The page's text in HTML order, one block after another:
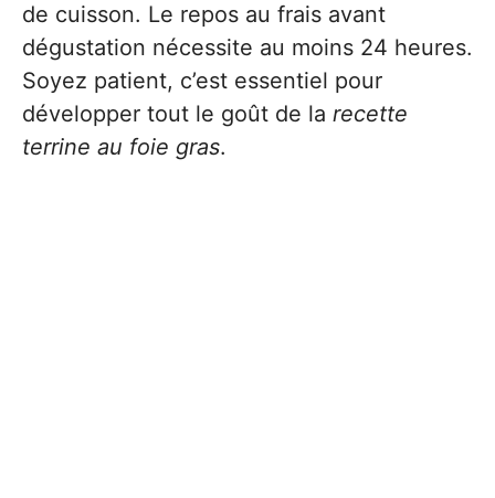
de cuisson. Le repos au frais avant
dégustation nécessite au moins 24 heures.
Soyez patient, c’est essentiel pour
développer tout le goût de la recette
terrine au foie gras.